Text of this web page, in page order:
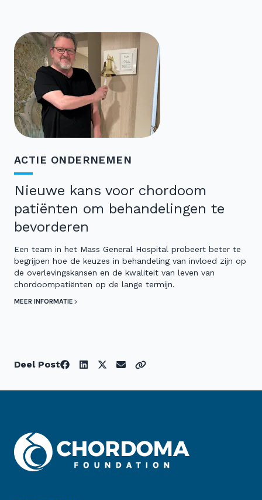
ACTIE ONDERNEMEN
Nieuwe kans voor chordoom
patiënten om behandelingen te
bevorderen
Een team in het Mass General Hospital probeert beter te
begrijpen hoe de keuzes in behandeling van invloed zijn op
de overlevingskansen en de kwaliteit van leven van
chordoompatiënten op de lange termijn.
MEER INFORMATIE
Deel Post